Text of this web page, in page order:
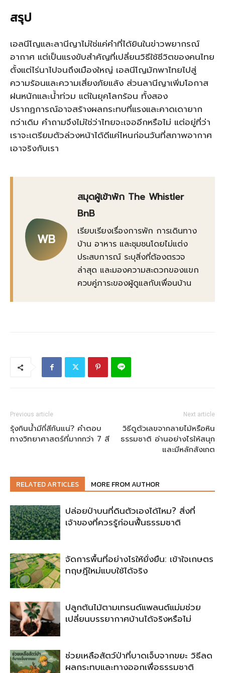
สรุป
เอลนีโญและลานีญาไม่ใช่แค่คำที่ได้ยินในข่าวพยากรณ์
อากาศ แต่เป็นแรงขับสำคัญที่เปลี่ยนวิธีใช้ชีวิตของคนไทย
ตั้งแต่ไร่นาไปจนถึงเมืองใหญ่ เอลนีโญมักพาไทยไปสู่
ความร้อนและความเสี่ยงภัยแล้ง ส่วนลานีญาเพิ่มโอกาส
ฝนหนักและน้ำท่วม แต่ในยุคโลกร้อน ทั้งสอง
ปรากฏการณ์อาจสร้างผลกระทบที่แรงและคาดเดายาก
กว่าเดิม คำถามจึงไม่ใช่ว่าไทยจะเจออีกหรือไม่ แต่อยู่ที่ว่า
เราจะเตรียมตัวล่วงหน้าได้ดีแค่ไหนก่อนวันที่สภาพอากาศ
เอาจริงกับเรา
WB
สมุดผู้เข้าพัก The Whistler
BnB
เรียบเรียงเรื่องการพัก การเดินทาง
บ้าน อาหาร และชุมชนโดยไม่แต่ง
ประสบการณ์ ระบุสิ่งที่ต้องตรวจ
ล่าสุด และมองความสะดวกของแขก
ควบคู่ภาระของผู้ดูแลกับเพื่อนบ้าน
Previous article
รุ้งกินน้ำมีกี่สีกันแน่? คำตอบ
ทางวิทยาศาสตร์ที่มากกว่า 7 สี
Next article
วิธีดูตัวเลขจากลายไม้หรือหิน
ธรรมชาติ อ่านอย่างไรให้สนุก
และมีหลักสังเกต
RELATED ARTICLES MORE FROM AUTHOR
ปล่อยป่าบนที่ดินตัวเองได้ไหม? สิ่งที่
เจ้าของที่ควรรู้ก่อนฟื้นธรรมชาติ
จัดการพื้นที่อย่างไรให้ยั่งยืน: เข้าใจเกษตร
ทฤษฎีใหม่แบบใช้ได้จริง
ปลูกต้นไม้ตามเทรนด์แพลนต์แม่มช่วย
เปลี่ยนบรรยากาศบ้านได้จริงหรือไม่
ช่วยเหลือสัตว์ป่าที่บาดเจ็บจากขยะ วิธีลด
ผลกระทบและทางออกเพื่อธรรมชาติ